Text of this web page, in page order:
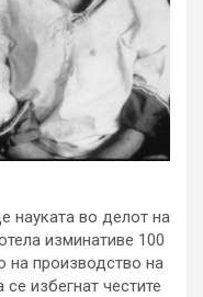
науката во делот на
изминативе 100
на производство на
избегнат честите